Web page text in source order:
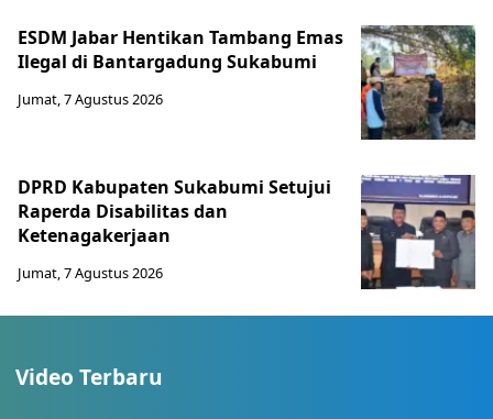
ESDM Jabar Hentikan Tambang Emas
Ilegal di Bantargadung Sukabumi
Jumat, 7 Agustus 2026
DPRD Kabupaten Sukabumi Setujui
Raperda Disabilitas dan
Ketenagakerjaan
Jumat, 7 Agustus 2026
Video Terbaru